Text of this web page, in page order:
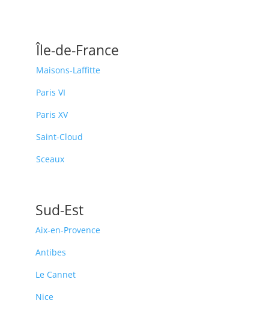
Île-de-France
Maisons-Laffitte
Paris VI
Paris XV
Saint-Cloud
Sceaux
Sud-Est
Aix-en-Provence
Antibes
Le Cannet
Nice